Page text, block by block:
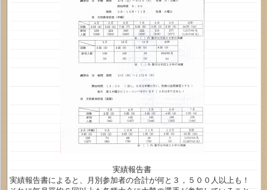
実績報告書
実績報告書によると、月別参加者の合計が何と３，５００人以上も！